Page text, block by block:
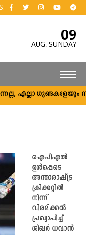
09
AUG, SUNDAY
ഗുണ്ടകളേയും
ഐപിഎല്‍
ഉള്‍പ്പെടെ
അന്താരാഷ്ട്ര
ക്രിക്കറ്റില്‍
നിന്ന്
വിരമിക്കല്‍
പ്രഖ്യാപിച്ച്
ശിഖര്‍ ധവാന്‍